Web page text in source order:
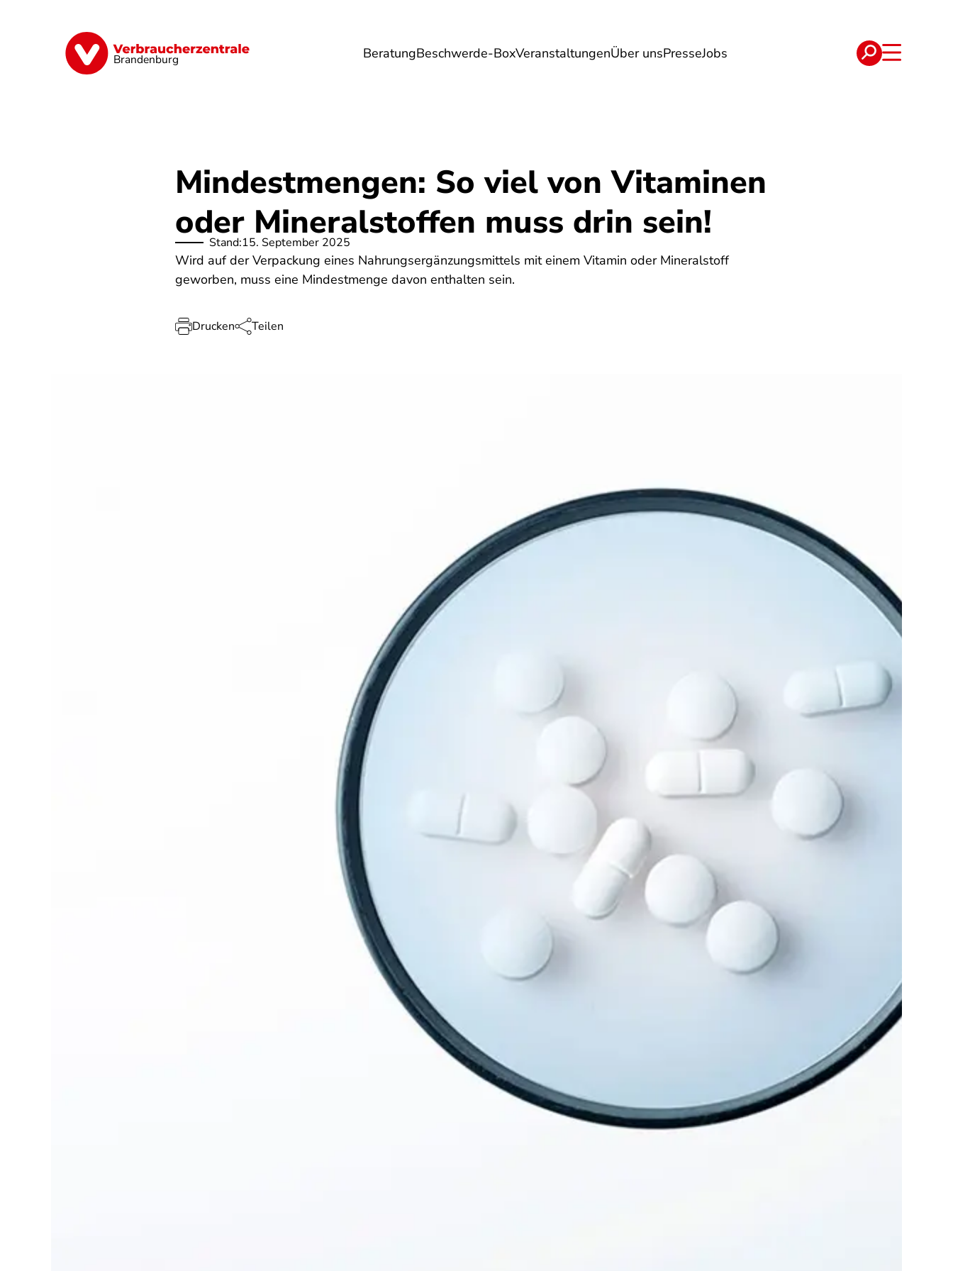
Brandenburg BeratungBeschwerde-BoxVeranstaltungenÜber unsPresseJobs
Finanzen Digitales Lebensmittel Umwelt Gesundheit Energie Reise Verträge
Mindestmengen: So viel von Vitaminen
oder Mineralstoffen muss drin sein!
Stand:15. September 2025
Wird auf der Verpackung eines Nahrungsergänzungsmittels mit einem Vitamin oder Mineralstoff
geworben, muss eine Mindestmenge davon enthalten sein.
Drucken Teilen